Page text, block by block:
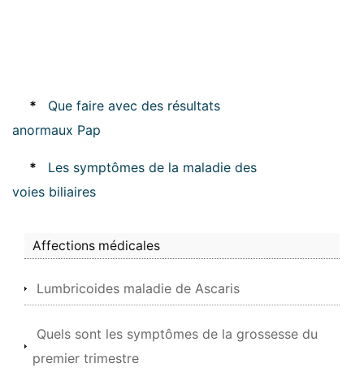
*
Que faire avec des résultats
anormaux Pap
*
Les symptômes de la maladie des
voies biliaires
Affections médicales
Lumbricoides maladie de Ascaris
Quels sont les symptômes de la grossesse du
premier trimestre